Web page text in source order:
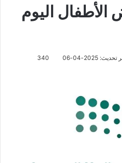
الأطفال اليوم
2025-04-06
340